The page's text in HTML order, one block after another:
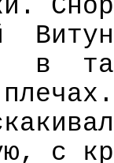
в
с